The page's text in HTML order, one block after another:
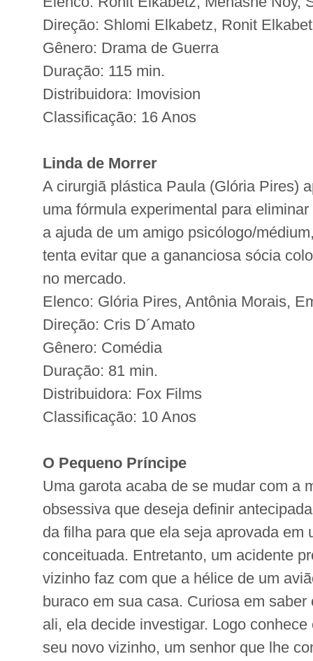
Direção: Shlomi Elkabetz, Ronit
Gênero: Drama de Guerra
Duração: 115 min.
Distribuidora: Imovision
Classificação: 16 Anos
Linda de Morrer
A cirurgiã plástica Paula (Glória Pires)
uma fórmula experimental para
a ajuda de um amigo psicólogo/
tenta evitar que a gananciosa sócia
no mercado.
Elenco: Glória Pires, Antônia Morais,
Direção: Cris D´Amato
Gênero: Comédia
Duração: 81 min.
Distribuidora: Fox Films
Classificação: 10 Anos
O Pequeno Príncipe
Uma garota acaba de se mudar com a
obsessiva que deseja definir
da filha para que ela seja aprovada em
conceituada. Entretanto, um acidente
vizinho faz com que a hélice de um
buraco em sua casa. Curiosa em
ali, ela decide investigar. Logo
seu novo vizinho, um senhor que lhe